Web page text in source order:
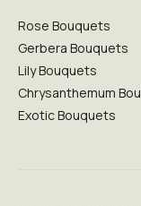
Rose Bouquets
Gerbera Bouquets
Lily Bouquets
Chrysanthemum
Exotic Bouquets